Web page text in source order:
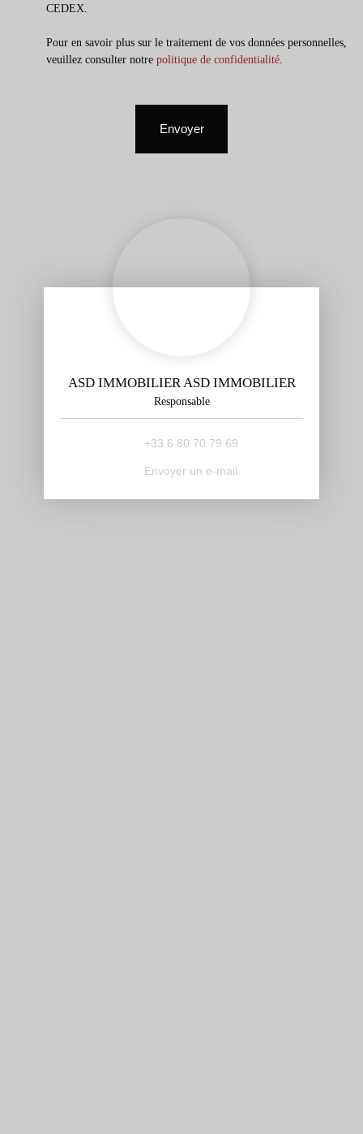
CEDEX.
Pour en savoir plus sur le traitement de vos données personnelles,
veuillez consulter notre politique de confidentialité
Envoyer
ASD IMMOBILIER ASD IMMOBILIER
Responsable
+33 6 80 70 79 69
Envoyer un e-mail